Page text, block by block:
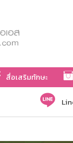
สื่อเสริมทักษะ